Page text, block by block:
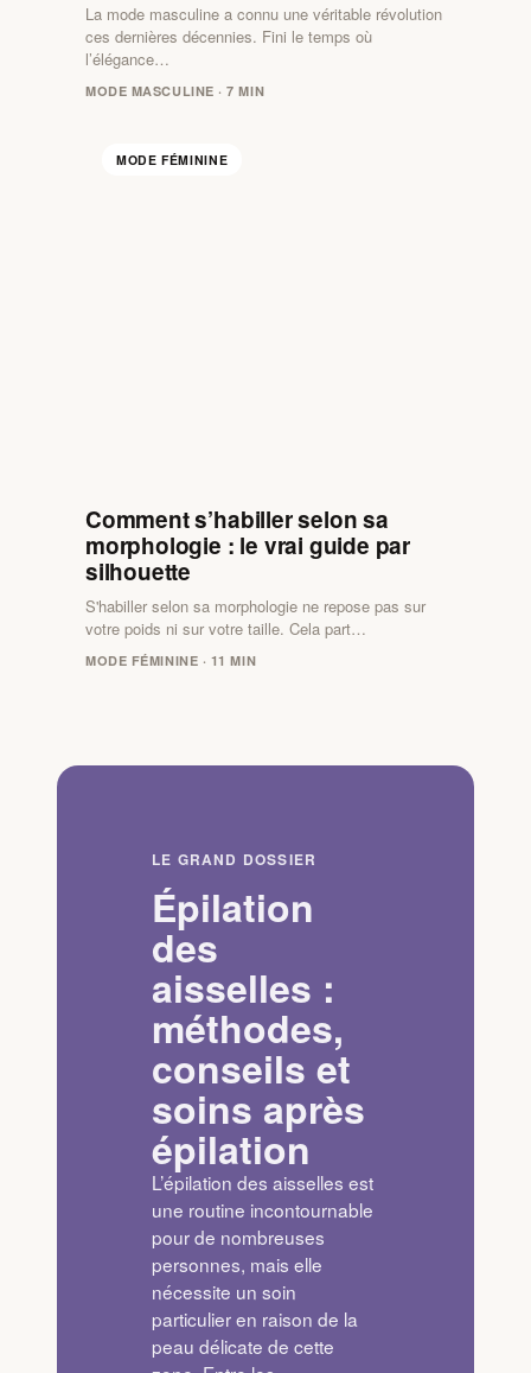
La mode masculine a connu une véritable révolution
ces dernières décennies. Fini le temps où
l’élégance…
MODE MASCULINE · 7 MIN
MODE FÉMININE
Comment s’habiller selon sa
morphologie : le vrai guide par
silhouette
S'habiller selon sa morphologie ne repose pas sur
votre poids ni sur votre taille. Cela part…
MODE FÉMININE · 11 MIN
LE GRAND DOSSIER
Épilation
des
aisselles :
méthodes,
conseils et
soins après
épilation
L’épilation des aisselles est
une routine incontournable
pour de nombreuses
personnes, mais elle
nécessite un soin
particulier en raison de la
peau délicate de cette